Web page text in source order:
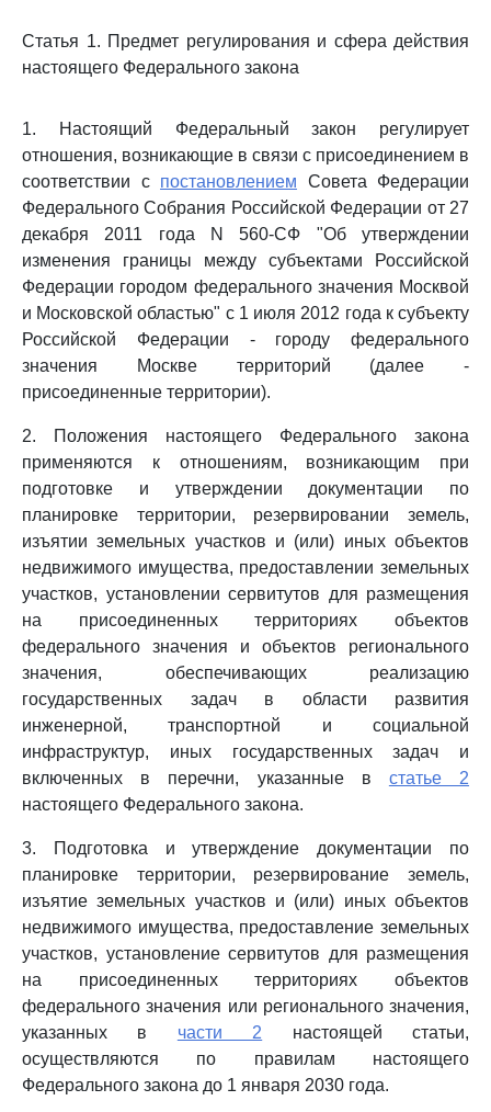
Статья 1. Предмет регулирования и сфера действия
настоящего Федерального закона
1. Настоящий Федеральный закон регулирует
отношения, возникающие в связи с присоединением в
соответствии с постановлением Совета Федерации
Федерального Собрания Российской Федерации от 27
декабря 2011 года N 560-СФ "Об утверждении
изменения границы между субъектами Российской
Федерации городом федерального значения Москвой
и Московской областью" с 1 июля 2012 года к субъекту
Российской Федерации - городу федерального
значения Москве территорий (далее -
присоединенные территории).
2. Положения настоящего Федерального закона
применяются к отношениям, возникающим при
подготовке и утверждении документации по
планировке территории, резервировании земель,
изъятии земельных участков и (или) иных объектов
недвижимого имущества, предоставлении земельных
участков, установлении сервитутов для размещения
на присоединенных территориях объектов
федерального значения и объектов регионального
значения, обеспечивающих реализацию
государственных задач в области развития
инженерной, транспортной и социальной
инфраструктур, иных государственных задач и
включенных в перечни, указанные в статье 2
настоящего Федерального закона.
3. Подготовка и утверждение документации по
планировке территории, резервирование земель,
изъятие земельных участков и (или) иных объектов
недвижимого имущества, предоставление земельных
участков, установление сервитутов для размещения
на присоединенных территориях объектов
федерального значения или регионального значения,
указанных в части 2 настоящей статьи,
осуществляются по правилам настоящего
Федерального закона до 1 января 2030 года.